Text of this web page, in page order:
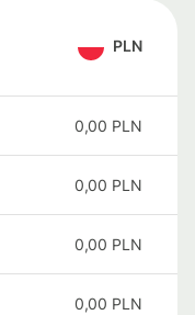
PLN
0,00 PLN
0,00 PLN
0,00 PLN
0,00 PLN